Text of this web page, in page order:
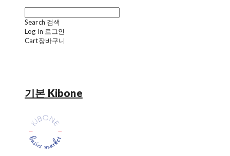
Search 검색
Log In 로그인
Cart장바구니
기본 Kibone